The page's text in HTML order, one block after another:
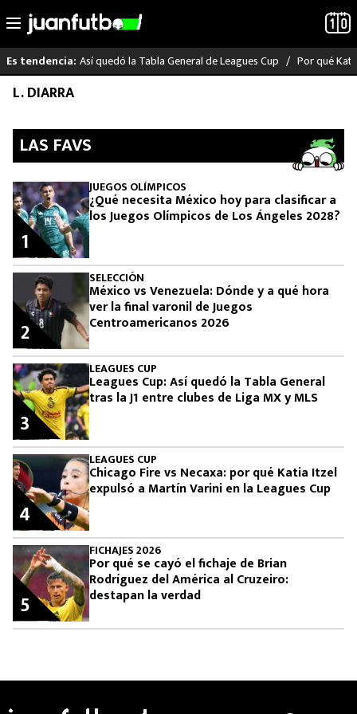
Saltar
Es tendencia: Así quedó la Tabla General de Leagues Cup Por qué
LO ÚLTIMO
LIGA MX
RAYADOS
PUMAS
ATLANTE
SELECCIÓN MEXICANA
FUTBOL INTERNACIONAL
MEXICANOS EN EL EXTRANJERO
FUTBOL ESTUFA
FÓRMULA 1
BOXEO
LIGA MX
NFL
L. DIARRA
LAS FAVS
JUEGOS OLÍMPICOS
¿Qué necesita México hoy para clasificar a
los Juegos Olímpicos de Los Ángeles 2028?
1
SELECCIÓN
México vs Venezuela: Dónde y a qué hora
ver la final varonil de Juegos
Centroamericanos 2026
2
LEAGUES CUP
Leagues Cup: Así quedó la Tabla General
tras la J1 entre clubes de Liga MX y MLS
3
LEAGUES CUP
Chicago Fire vs Necaxa: por qué Katia Itzel
expulsó a Martín Varini en la Leagues Cup
4
FICHAJES 2026
Por qué se cayó el fichaje de Brian
Rodríguez del América al Cruzeiro:
destapan la verdad
5